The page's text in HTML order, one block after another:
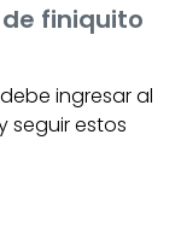
finiquito
ingresar al
seguir estos